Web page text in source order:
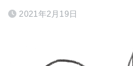
2021年2月19日